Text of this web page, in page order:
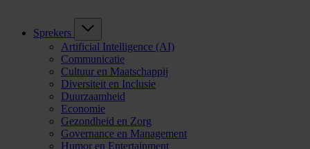
Sprekers
Artificial Intelligence (AI)
Communicatie
Cultuur en Maatschappij
Diversiteit en Inclusie
Duurzaamheid
Economie
Gezondheid en Zorg
Governance en Management
Humor en Entertainment